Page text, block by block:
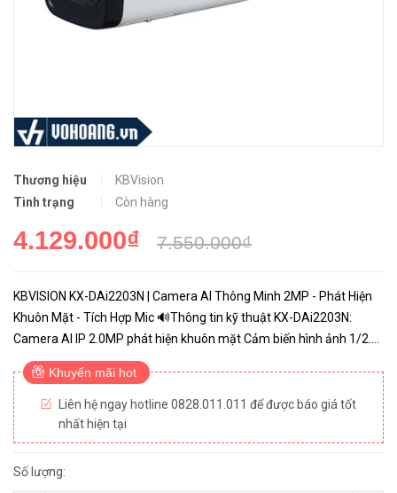
Thương hiệu
KBVision
Tình trạng
Còn hàng
4.129.000₫ 7.550.000₫
KBVISION KX-DAi2203N | Camera AI Thông Minh 2MP - Phát Hiện
Khuôn Mặt - Tích Hợp Mic 🔊Thông tin kỹ thuật KX-DAi2203N:
Camera AI IP 2.0MP phát hiện khuôn mặt Cảm biến hình ảnh 1/2.8”
2 Megapixel Sony Starvis Chuẩn nén hình ảnh H.265+; ...
Khuyến mãi hot
Liên hệ ngay hotline 0828.011.011 để được báo giá tốt
nhất hiện tại
Số lượng: